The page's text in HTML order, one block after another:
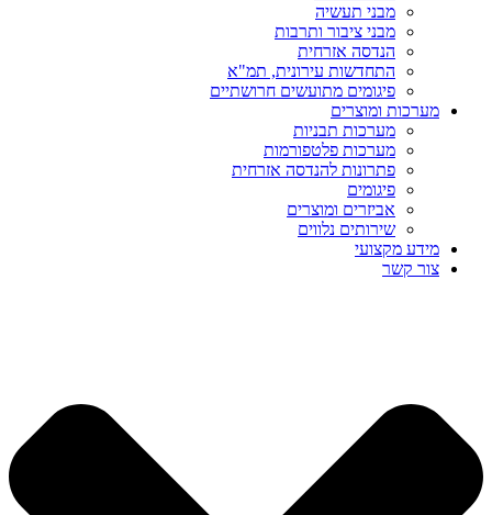
מבני תעשיה
מבני ציבור ותרבות
הנדסה אזרחית
התחדשות עירונית, תמ"א
פיגומים מתועשים חרושתיים
מערכות ומוצרים
מערכות תבניות
מערכות פלטפורמות
פתרונות להנדסה אזרחית
פיגומים
אביזרים ומוצרים
שירותים נלווים
מידע מקצועי
צור קשר